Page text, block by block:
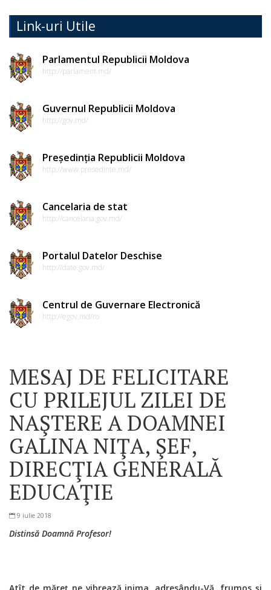
Link-uri Utile
Parlamentul Republicii Moldova
http://parlament.md/
Guvernul Republicii Moldova
http://gov.md/
Președinția Republicii Moldova
http://www.presedinte.md/
Cancelaria de stat
http://cancelaria.gov.md/
Portalul Datelor Deschise
http://date.gov.md/
Centrul de Guvernare Electronică
http://egov.md/ro
MESAJ DE FELICITARE
CU PRILEJUL ZILEI DE
NAŞTERE A DOAMNEI
GALINA NIŢA, ŞEF,
DIRECŢIA GENERALĂ
EDUCAŢIE
9 iulie 2018
Distinsă Doamnă Profesor!
Atît de măreţ ne vibrează inima, adresându-Vă, frumos şi